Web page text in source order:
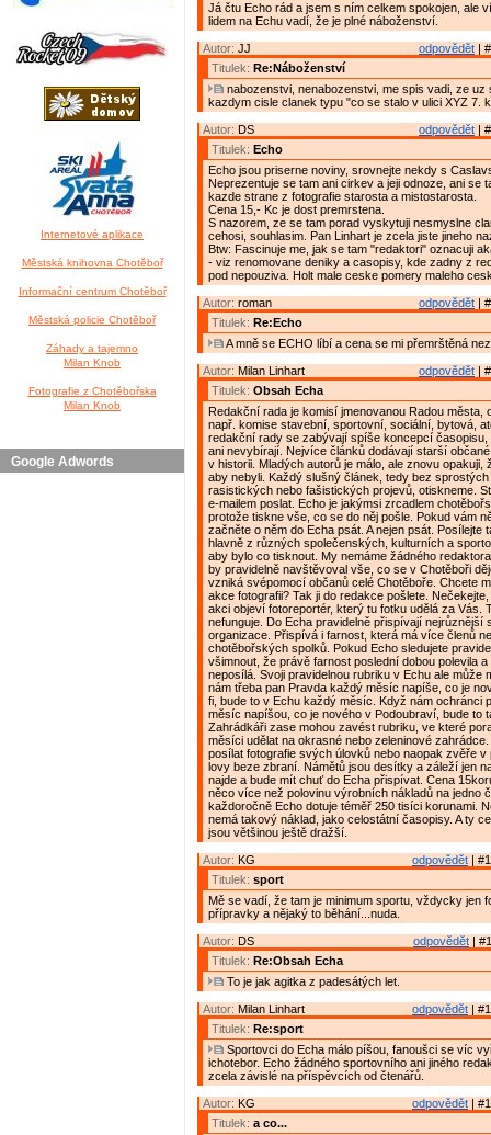
Internetové aplikace
Městská knihovna Chotěboř
Informační centrum Chotěboř
Městská policie Chotěboř
Záhady a tajemno
Milan Knob
Fotografie z Chotěbořska
Milan Knob
Google Adwords
Já čtu Echo rád a jsem s ním celkem spokojen, ale
lidem na Echu vadí, že je plné náboženství.
odpovědět |
Autor: JJ
Titulek: Re:Náboženství
nabozenstvi, nenabozenstvi, me spis vadi, ze uz
kazdym cisle clanek typu "co se stalo v ulici XYZ 7.
odpovědět |
Autor: DS
Titulek: Echo
Echo jsou priserne noviny, srovnejte nekdy s
Neprezentuje se tam ani cirkev a jeji odnoze, ani se
kazde strane z fotografie starosta a mistostarosta.
Cena 15,- Kc je dost premrstena.
S nazorem, ze se tam porad vyskytuji nesmyslne
cehosi, souhlasim. Pan Linhart je zcela jiste jineho
Btw: Fascinuje me, jak se tam "redaktori" oznacuji
- viz renomovane deniky a casopisy, kde zadny z
pod nepouziva. Holt male ceske pomery maleho
odpovědět |
Autor: roman
Titulek: Re:Echo
A mně se ECHO líbí a cena se mi přemrštěná
odpovědět |
Autor: Milan Linhart
Titulek: Obsah Echa
Redakční rada je komisí jmenovanou Radou města,
např. komise stavební, sportovní, sociální, bytová,
redakční rady se zabývají spíše koncepcí časopisu,
ani nevybírají. Nejvíce článků dodávají starší
v historii. Mladých autorů je málo, ale znovu opakuji,
aby nebyli. Každý slušný článek, tedy bez
rasistických nebo fašistických projevů, otiskneme.
e-mailem poslat. Echo je jakýmsi zrcadlem
protože tiskne vše, co se do něj pošle. Pokud vám
začněte o něm do Echa psát. A nejen psát. Posílejte
hlavně z různých společenských, kulturních a
aby bylo co tisknout. My nemáme žádného
by pravidelně navštěvoval vše, co se v Chotěboři
vzniká svépomocí občanů celé Chotěboře. Chcete
akce fotografii? Tak ji do redakce pošlete.
akci objeví fotoreportér, který tu fotku udělá za Vás.
nefunguje. Do Echa pravidelně přispívají nejrůznější
organizace. Přispívá i farnost, která má více členů
chotěbořských spolků. Pokud Echo sledujete
všimnout, že právě farnost poslední dobou polevila
neposílá. Svoji pravidelnou rubriku v Echu ale může
nám třeba pan Pravda každý měsíc napíše, co je
fi, bude to v Echu každý měsíc. Když nám ochránci
měsíc napíšou, co je nového v Podoubraví, bude to
Zahrádkáři zase mohou zavést rubriku, ve které
měsíci udělat na okrasné nebo zeleninové
posílat fotografie svých úlovků nebo naopak zvěře v
lovy beze zbraní. Námětů jsou desítky a záleží jen
najde a bude mít chuť do Echa přispívat. Cena
něco více než polovinu výrobních nákladů na jedno
každoročně Echo dotuje téměř 250 tisíci korunami.
nemá takový náklad, jako celostátní časopisy. A ty
jsou většinou ještě dražší.
odpovědět |
Autor: KG
Titulek: sport
Mě se vadí, že tam je minimum sportu, vždycky jen
přípravky a nějaký to běhání...nuda.
odpovědět |
Autor: DS
Titulek: Re:Obsah Echa
To je jak agitka z padesátých let.
odpovědět |
Autor: Milan Linhart
Titulek: Re:sport
Sportovci do Echa málo píšou, fanoušci se víc
ichotebor. Echo žádného sportovního ani jiného
zcela závislé na příspěvcích od čtenářů.
odpovědět |
Autor: KG
Titulek: a co...